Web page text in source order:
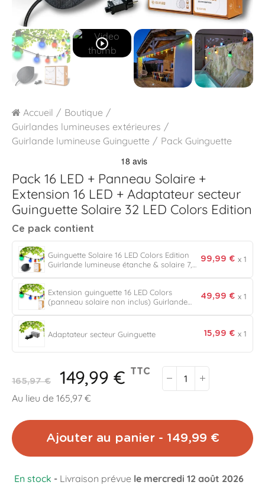
play_circle_outline
Accueil
Boutique
Guirlandes lumineuses extérieures
Guirlande lumineuse Guinguette
Pack Guinguette
Pack 16 LED + Panneau Solaire +
Extension 16 LED + Adaptateur secteur
Guinguette Solaire 32 LED Colors Edition
Ce pack contient
Guinguette Solaire 16 LED Colors Edition
Guirlande lumineuse étanche & solaire 7,5
99,99 € x 1
Extension guinguette 16 LED Colors
(panneau solaire non inclus) Guirlande
49,99 € x 1
Adaptateur secteur Guinguette 15,99 € x 1
165,97 € 149,99 € TTC
Au lieu de 165,97 €
Ajouter au panier - 149,99 €
En stock - Livraison prévue le mercredi 12 août 2026